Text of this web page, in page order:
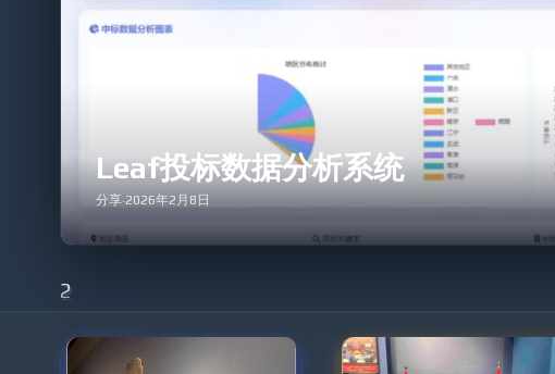
271017684
1543321114 240316521 1170817264
8286675
LEAF媒体库文件上传工具 v1.0.15
Wordpress·2026年2月3日
2